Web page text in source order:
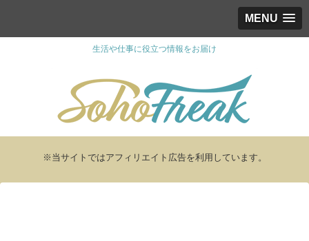
MENU
生活や仕事に役立つ情報をお届け
※当サイトではアフィリエイト広告を利用しています。